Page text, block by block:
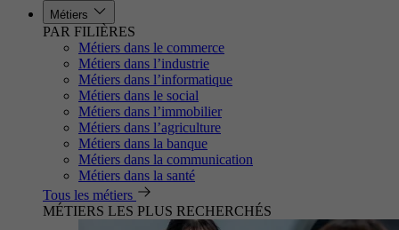
Métiers
PAR FILIÈRES
Métiers dans le commerce
Métiers dans l’industrie
Métiers dans l’informatique
Métiers dans le social
Métiers dans l’immobilier
Métiers dans l’agriculture
Métiers dans la banque
Métiers dans la communication
Métiers dans la santé
Tous les métiers
MÉTIERS LES PLUS RECHERCHÉS